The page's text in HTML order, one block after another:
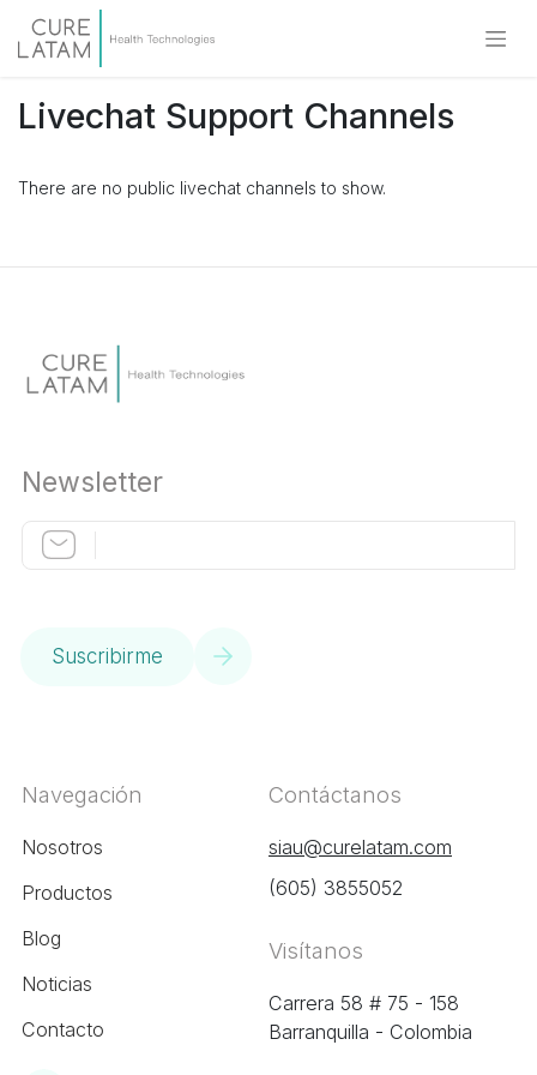
Livechat Support Channels
There are no public livechat channels to show.
Newsletter
Suscribirme
Navegación
Nosotros
Productos
Blog
Noticias
Contacto
Contáctanos
siau@curelatam.com
(605) 3855052
Visítanos
Carrera 58 # 75 - 158
Barranquilla - Colombia